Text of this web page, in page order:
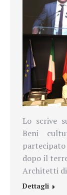
Lo scrive
Beni
dopo il
Architetti di
Dettagli